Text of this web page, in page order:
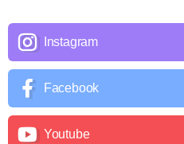
Instagram
Facebook
Youtube